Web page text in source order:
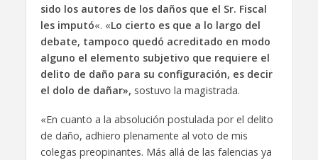
sido los autores de los daños que el Sr. Fiscal
les imputó«. «Lo cierto es que a lo largo del
debate, tampoco quedó acreditado en modo
alguno el elemento subjetivo que requiere el
delito de daño para su configuración, es decir
el dolo de dañar», sostuvo la magistrada.
«En cuanto a la absolución postulada por el delito
de daño, adhiero plenamente al voto de mis
colegas preopinantes. Más allá de las falencias ya